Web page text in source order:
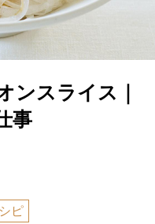
ンスライス｜
事
ピ